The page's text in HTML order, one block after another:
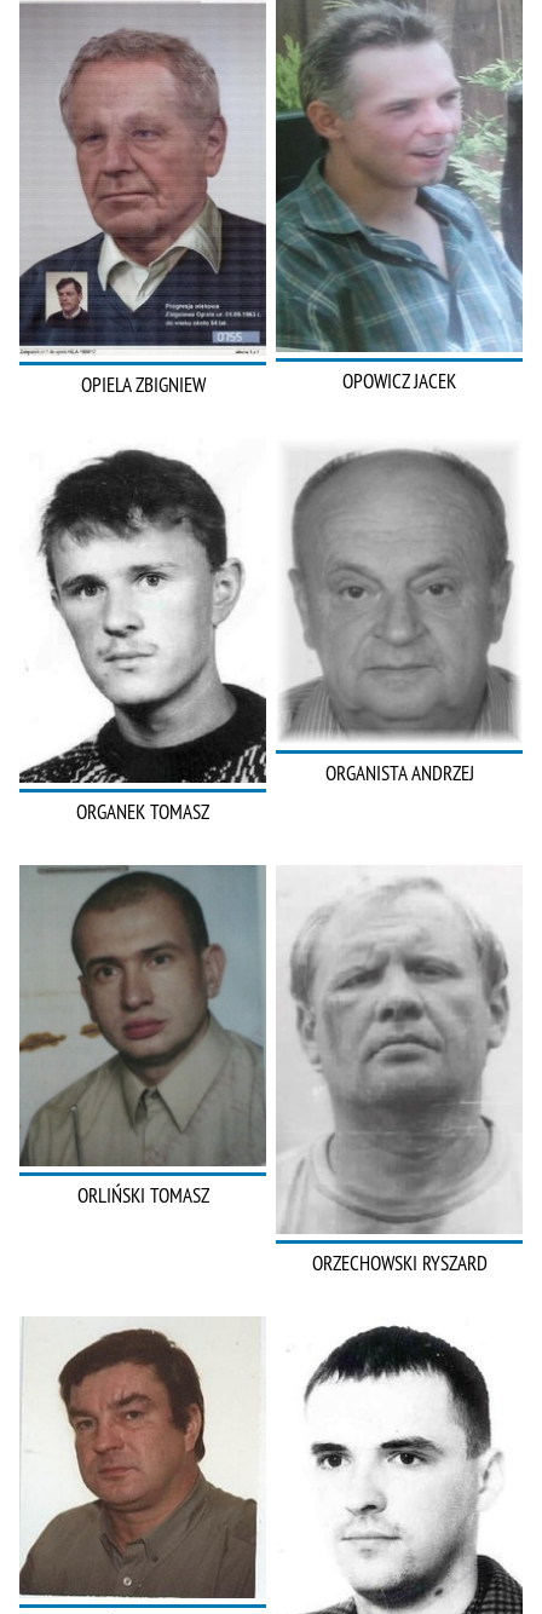
OPIELA ZBIGNIEW OPOWICZ JACEK
ORGANEK TOMASZ
ORGANISTA ANDRZEJ
ORLIŃSKI TOMASZ
ORZECHOWSKI RYSZARD